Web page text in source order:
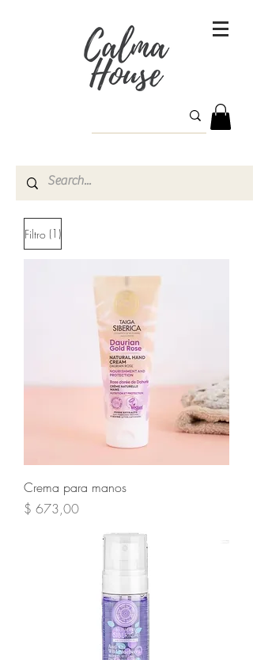
Filtro (1)
Crema para manos
Precio
$ 673,00